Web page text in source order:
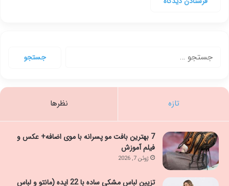
تازه نظرها
7 بهترین بافت مو پسرانه با موی اضافه+ عکس و
فیلم آموزش
ژوئن 7, 2026
تزیین لباس مشکی ساده با 22 ایده (مانتو و لباس